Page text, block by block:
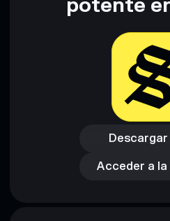
proporcionados por rugcheck.xyz.
potente
Descargar
Acceder a la
Acceder a